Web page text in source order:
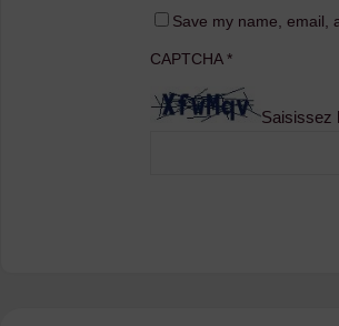
Save my name, email,
CAPTCHA*
Saisissez